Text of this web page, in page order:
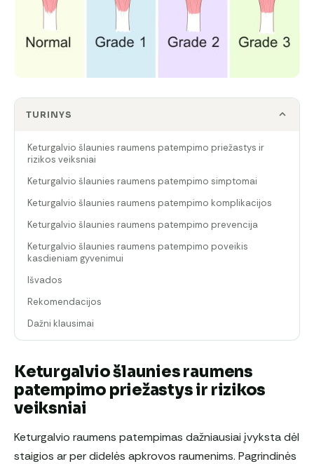
TURINYS
Keturgalvio šlaunies raumens patempimo priežastys ir
rizikos veiksniai
Keturgalvio šlaunies raumens patempimo simptomai
Keturgalvio šlaunies raumens patempimo komplikacijos
Keturgalvio šlaunies raumens patempimo prevencija
Keturgalvio šlaunies raumens patempimo poveikis
kasdieniam gyvenimui
Išvados
Rekomendacijos
Dažni klausimai
Keturgalvio šlaunies raumens
patempimo priežastys ir rizikos
veiksniai
Keturgalvio raumens patempimas dažniausiai įvyksta dėl
staigios ar per didelės apkrovos raumenims. Pagrindinės